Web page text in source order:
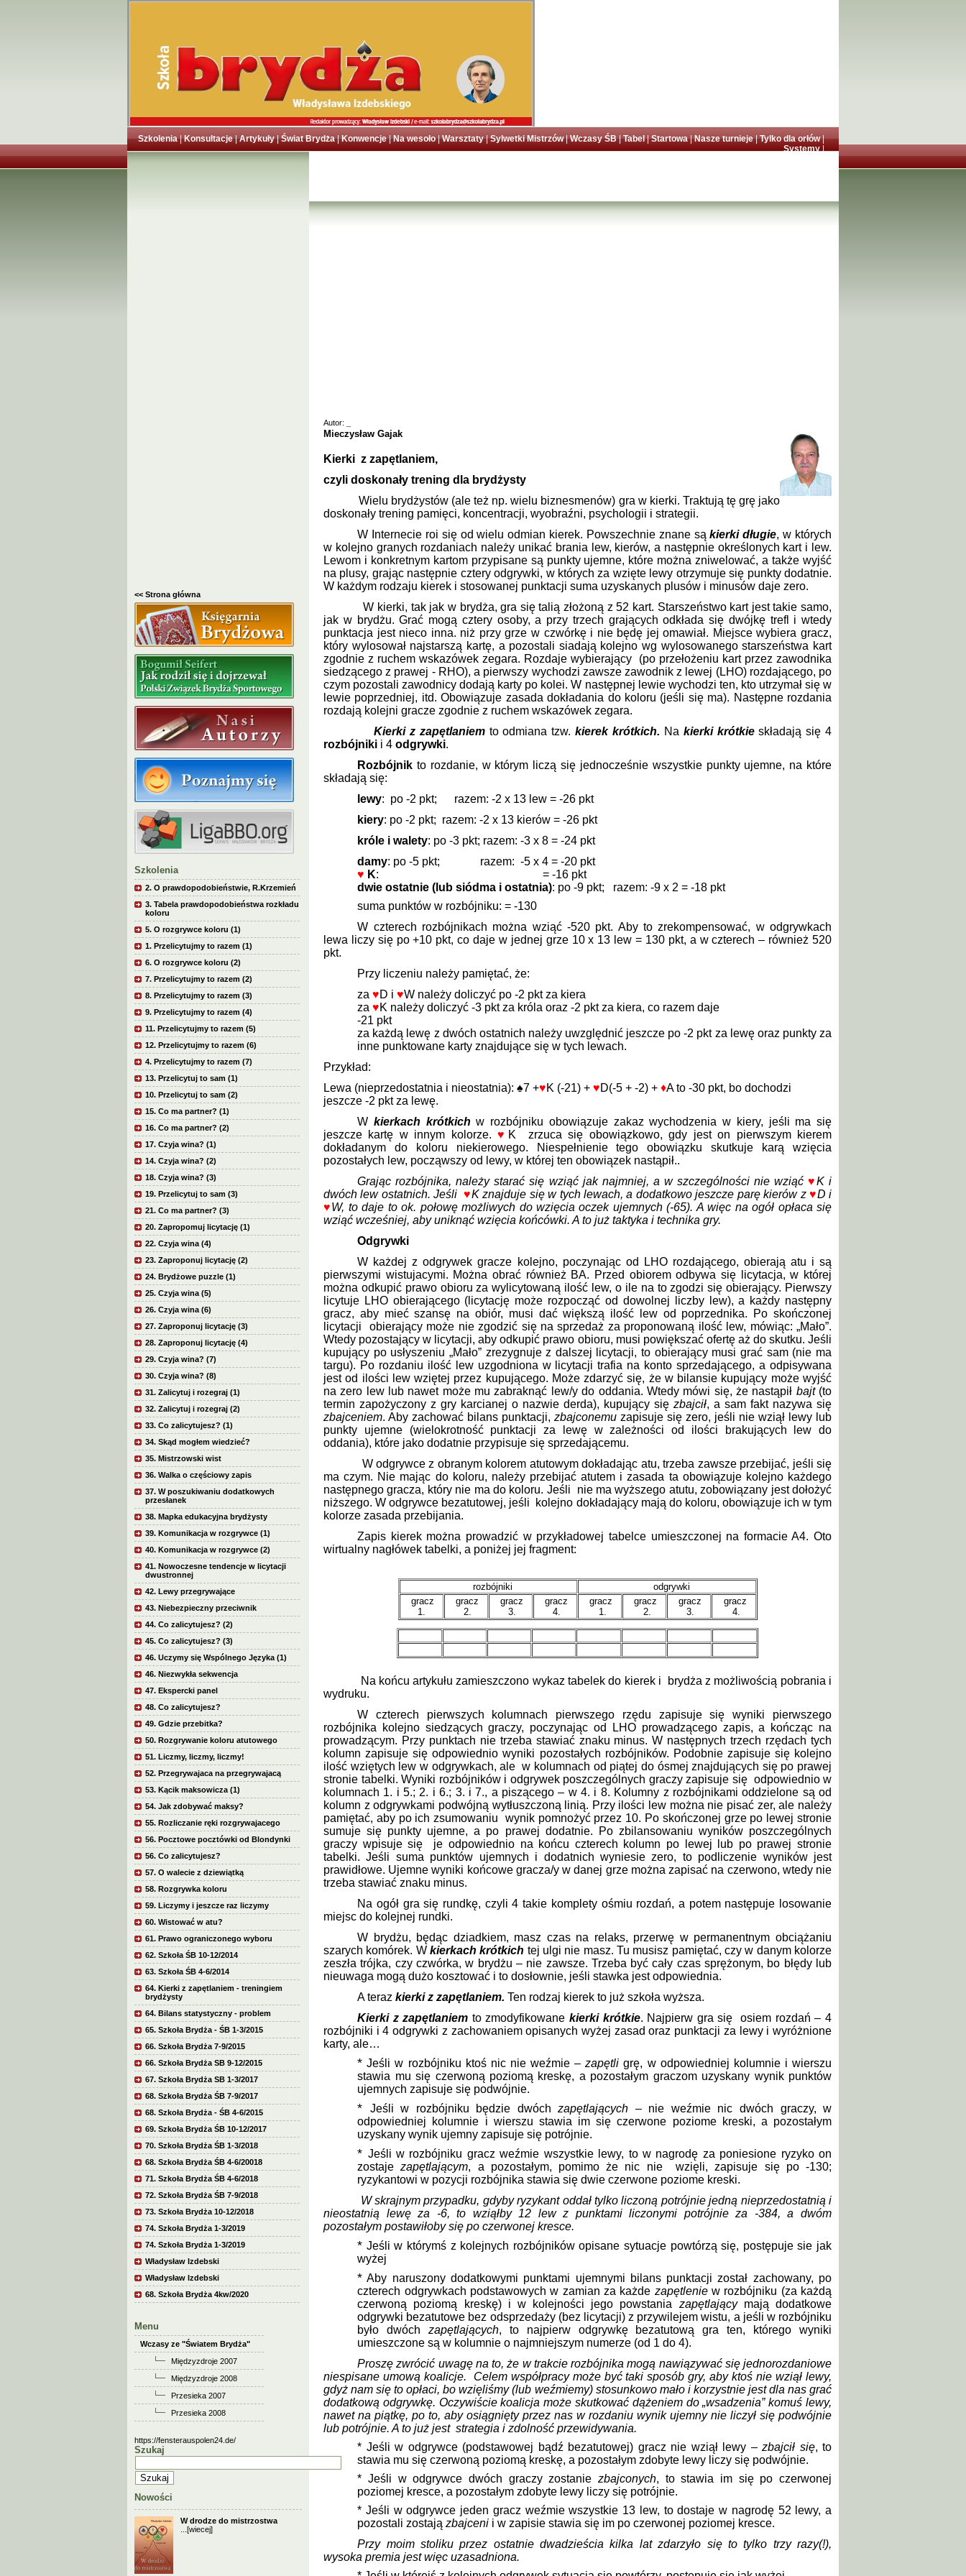
Szkolenia|Konsultacje|Artykuły|Świat Brydża|Konwencje|Na wesoło|Warsztaty|Sylwetki Mistrzów|Wczasy ŚB|Tabel|Startowa|Nasze turnieje|Tylko dla orłów|
Systemy|
<< Strona główna
Szkolenia
2. O prawdopodobieństwie, R.Krzemień
3. Tabela prawdopodobieństwa rozkładu
koloru
5. O rozgrywce koloru (1)
1. Przelicytujmy to razem (1)
6. O rozgrywce koloru (2)
7. Przelicytujmy to razem (2)
8. Przelicytujmy to razem (3)
9. Przelicytujmy to razem (4)
11. Przelicytujmy to razem (5)
12. Przelicytujmy to razem (6)
4. Przelicytujmy to razem (7)
13. Przelicytuj to sam (1)
10. Przelicytuj to sam (2)
15. Co ma partner? (1)
16. Co ma partner? (2)
17. Czyja wina? (1)
14. Czyja wina? (2)
18. Czyja wina? (3)
19. Przelicytuj to sam (3)
21. Co ma partner? (3)
20. Zapropomuj licytację (1)
22. Czyja wina (4)
23. Zaproponuj licytację (2)
24. Brydżowe puzzle (1)
25. Czyja wina (5)
26. Czyja wina (6)
27. Zaproponuj licytację (3)
28. Zaproponuj licytację (4)
29. Czyja wina? (7)
30. Czyja wina? (8)
31. Zalicytuj i rozegraj (1)
32. Zalicytuj i rozegraj (2)
33. Co zalicytujesz? (1)
34. Skąd mogłem wiedzieć?
35. Mistrzowski wist
36. Walka o częściowy zapis
37. W poszukiwaniu dodatkowych
przesłanek
38. Mapka edukacyjna brydżysty
39. Komunikacja w rozgrywce (1)
40. Komunikacja w rozgrywce (2)
41. Nowoczesne tendencje w licytacji
dwustronnej
42. Lewy przegrywające
43. Niebezpieczny przeciwnik
44. Co zalicytujesz? (2)
45. Co zalicytujesz? (3)
46. Uczymy się Wspólnego Języka (1)
46. Niezwykła sekwencja
47. Ekspercki panel
48. Co zalicytujesz?
49. Gdzie przebitka?
50. Rozgrywanie koloru atutowego
51. Liczmy, liczmy, liczmy!
52. Przegrywajaca na przegrywajacą
53. Kącik maksowicza (1)
54. Jak zdobywać maksy?
55. Rozliczanie ręki rozgrywajacego
56. Pocztowe pocztówki od Blondynki
56. Co zalicytujesz?
57. O walecie z dziewiątką
58. Rozgrywka koloru
59. Liczymy i jeszcze raz liczymy
60. Wistować w atu?
61. Prawo ograniczonego wyboru
62. Szkoła ŚB 10-12/2014
63. Szkoła ŚB 4-6/2014
64. Kierki z zapętlaniem - treningiem
brydżysty
64. Bilans statystyczny - problem
65. Szkoła Brydża - ŚB 1-3/2015
66. Szkoła Brydża 7-9/2015
66. Szkoła Brydża SB 9-12/2015
67. Szkoła Brydża SB 1-3/2017
68. Szkoła Brydża ŚB 7-9/2017
68. Szkoła Brydża - ŚB 4-6/2015
69. Szkoła Brydża ŚB 10-12/2017
70. Szkoła Brydża ŚB 1-3/2018
68. Szkoła Brydża ŚB 4-6/20018
71. Szkoła Brydża ŚB 4-6/2018
72. Szkoła Brydża ŚB 7-9/2018
73. Szkoła Brydża 10-12/2018
74. Szkoła Brydża 1-3/2019
74. Szkoła Brydża 1-3/2019
Władysław Izdebski
Władysław Izdebski
68. Szkoła Brydża 4kw/2020
Menu
Wczasy ze "Światem Brydża"
Międzyzdroje 2007
Międzyzdroje 2008
Przesieka 2007
Przesieka 2008
https://fensterauspolen24.de/
Szukaj
Nowości
W drodze do mistrzostwa
[wiecej]
Autor:
Mieczysław Gajak
Kierki z zapętlaniem,
czyli doskonały trening dla brydżysty
Wielu brydżystów (ale też np. wielu biznesmenów) gra w kierki. Traktują tę grę jako
doskonały trening pamięci, koncentracji, wyobraźni, psychologii i strategii.
W Internecie roi się od wielu odmian kierek. Powszechnie znane sąkierki długie, w których
w kolejno granych rozdaniach należy unikać brania lew, kierów, a następnie określonych kart i lew.
Lewom i konkretnym kartom przypisane są punkty ujemne, które można zniwelować, a także wyjść
na plusy, grając następnie cztery odgrywki, w których za wzięte lewy otrzymuje się punkty dodatnie.
W każdym rodzaju kierek i stosowanej punktacji suma uzyskanych plusów i minusów daje zero.
W kierki, tak jak w brydża, gra się talią złożoną z 52 kart. Starszeństwo kart jest takie samo,
jak w brydżu. Grać mogą cztery osoby, a przy trzech grających odkłada się dwójkę trefl i wtedy
punktacja jest nieco inna. niż przy grze w czwórkę i nie będę jej omawiał. Miejsce wybiera gracz,
który wylosował najstarszą kartę, a pozostali siadają kolejno wg wylosowanego starszeństwa kart
zgodnie z ruchem wskazówek zegara. Rozdaje wybierający
(po przełożeniu kart przez zawodnika
siedzącego z prawej - RHO), a pierwszy wychodzi zawsze zawodnik z lewej (LHO) rozdającego, po
czym pozostali zawodnicy dodają karty po kolei. W następnej lewie wychodzi ten, kto utrzymał się w
lewie poprzedniej, itd. Obowiązuje zasada dokładania do koloru (jeśli się ma). Następne rozdania
rozdają kolejni gracze zgodnie z ruchem wskazówek zegara.
Kierki z zapętlaniemto odmiana tzw.kierek krótkich. Na kierki krótkieskładają się 4
rozbójniki i 4 odgrywki.
Rozbójnik to rozdanie, w którym liczą się jednocześnie wszystkie punkty ujemne, na które
składają się:
lewy: po -2 pkt;
razem: -2 x 13 lew = -26 pkt
kiery: po -2 pkt; razem: -2 x 13 kierów = -26 pkt
króle i walety: po -3 pkt; razem: -3 x 8 = -24 pkt
damy: po -5 pkt; razem: -5 x 4 = -20 pkt
♥ K:
= -16 pkt
dwie ostatnie (lub siódma i ostatnia): po -9 pkt;
razem: -9 x 2 = -18 pkt
suma punktów w rozbójniku: = -130
W czterech rozbójnikach można wziąć -520 pkt. Aby to zrekompensować, w odgrywkach
lewa liczy się po +10 pkt, co daje w jednej grze 10 x 13 lew = 130 pkt, a w czterech – również 520
pkt.
Przy liczeniu należy pamiętać, że:
za♥D i♥W należy doliczyć po -2 pkt za kiera
za♥K należy doliczyć -3 pkt za króla oraz -2 pkt za kiera, co razem daje
-21 pkt
za każdą lewę z dwóch ostatnich należy uwzględnić jeszcze po -2 pkt za lewę oraz punkty za
inne punktowane karty znajdujące się w tych lewach.
Przykład:
Lewa (nieprzedostatnia i nieostatnia): ♠7 +♥K (-21) + ♥D(-5 + -2) + ♦A to -30 pkt, bo dochodzi
jeszcze -2 pkt za lewę.
W kierkach krótkich w rozbójniku obowiązuje zakaz wychodzenia w kiery, jeśli ma się
jeszcze kartę w innym kolorze.♥ K
zrzuca się obowiązkowo, gdy jest on pierwszym kierem
dokładanym do koloru niekierowego. Niespełnienie tego obowiązku skutkuje karą wzięcia
pozostałych lew, począwszy od lewy, w której ten obowiązek nastąpił..
Grając rozbójnika, należy starać się wziąć jak najmniej, a w szczególności nie wziąć ♥K i
dwóch lew ostatnich. Jeśli ♥K znajduje się w tych lewach, a dodatkowo jeszcze parę kierów z♥D i
♥W, to daje to ok. połowę możliwych do wzięcia oczek ujemnych (-65). A więc na ogół opłaca się
wziąć wcześniej, aby uniknąć wzięcia końcówki. A to już taktyka i technika gry.
Odgrywki
W każdej z odgrywek gracze kolejno, poczynając od LHO rozdającego, obierają atu i są
pierwszymi wistujacymi. Można obrać również BA. Przed obiorem odbywa się licytacja, w której
można odkupić prawo obioru za wylicytowaną ilość lew, o ile na to zgodzi się obierający. Pierwszy
licytuje LHO obierającego (licytację może rozpocząć od dowolnej liczby lew), a każdy następny
gracz, aby mieć szansę na obiór, musi dać większą ilość lew od poprzednika. Po skończonej
licytacji
obierający może nie zgodzić się na sprzedaż za proponowaną ilość lew, mówiąc: „Mało”.
Wtedy pozostający w licytacji, aby odkupić prawo obioru, musi powiększać ofertę aż do skutku. Jeśli
kupujący po usłyszeniu „Mało” zrezygnuje z dalszej licytacji, to obierający musi grać sam (nie ma
targu). Po rozdaniu ilość lew uzgodniona w licytacji trafia na konto sprzedającego, a odpisywana
jest od ilości lew wziętej przez kupującego. Może zdarzyć się, że w bilansie kupujący może wyjść
na zero lew lub nawet może mu zabraknąć lew/y do oddania. Wtedy mówi się, że nastąpił bajt(to
termin zapożyczony z gry karcianej o nazwie derda), kupujący się zbajcił, a sam fakt nazywa się
zbajceniem. Aby zachować bilans punktacji, zbajconemu zapisuje się zero, jeśli nie wziął lewy lub
punkty ujemne (wielokrotność punktacji za lewę w zależności od ilości brakujących lew do
oddania), które jako dodatnie przypisuje się sprzedającemu.
W odgrywce z obranym kolorem atutowym dokładając atu, trzeba zawsze przebijać, jeśli się
ma czym. Nie mając do koloru, należy przebijać atutem i zasada ta obowiązuje kolejno każdego
następnego gracza, który nie ma do koloru. Jeśli
nie ma wyższego atutu, zobowiązany jest dołożyć
niższego. W odgrywce bezatutowej, jeśli
kolejno dokładający mają do koloru, obowiązuje ich w tym
kolorze zasada przebijania.
Zapis kierek można prowadzić w przykładowej tabelce umieszczonej na formacie A4. Oto
wirtualny nagłówek tabelki, a poniżej jej fragment:
rozbójniki
odgrywki
gracz
1.
gracz
2.
gracz
3.
gracz
4.
gracz
1.
gracz
2.
gracz
3.
gracz
4.
Na końcu artykułu zamieszczono wykaz tabelek do kierek i
brydża z możliwością pobrania i
wydruku.
W czterech pierwszych kolumnach pierwszego rzędu zapisuje się wyniki pierwszego
rozbójnika kolejno siedzących graczy, poczynając od LHO prowadzącego zapis, a kończąc na
prowadzącym. Przy punktach nie trzeba stawiać znaku minus. W następnych trzech rzędach tych
kolumn zapisuje się odpowiednio wyniki pozostałych rozbójników. Podobnie zapisuje się kolejno
ilość wziętych lew w odgrywkach, ale w kolumnach od piątej do ósmej znajdujących się po prawej
stronie tabelki. Wyniki rozbójników i odgrywek poszczególnych graczy zapisuje się odpowiednio w
kolumnach 1. i 5.; 2. i 6.; 3. i 7., a piszącego – w 4. i 8. Kolumny z rozbójnikami oddzielone są od
kolumn z odgrywkami podwójną wytłuszczoną linią. Przy ilości lew można nie pisać zer, ale należy
pamiętać, aby po ich zsumowaniu
wynik pomnożyć przez 10. Po skończonej grze po lewej stronie
sumuje się punkty ujemne, a po prawej dodatnie. Po zbilansowaniu wyników poszczególnych
graczy wpisuje się
je odpowiednio na końcu czterech kolumn po lewej lub po prawej stronie
tabelki. Jeśli suma punktów ujemnych i dodatnich wyniesie zero, to podliczenie wyników jest
prawidłowe. Ujemne wyniki końcowe gracza/y w danej grze można zapisać na czerwono, wtedy nie
trzeba stawiać znaku minus.
Na ogół gra się rundkę, czyli 4 takie komplety ośmiu rozdań, a potem następuje losowanie
miejsc do kolejnej rundki.
W brydżu, będąc dziadkiem, masz czas na relaks, przerwę w permanentnym obciążaniu
szarych komórek. W kierkach krótkich tej ulgi nie masz. Tu musisz pamiętać, czy w danym kolorze
zeszła trójka, czy czwórka, w brydżu – nie zawsze. Trzeba być cały czas sprężonym, bo błędy lub
nieuwaga mogą dużo kosztować i to dosłownie, jeśli stawka jest odpowiednia.
A terazkierki z zapętlaniem. Ten rodzaj kierek to już szkoła wyższa.
Kierki z zapętlaniem to zmodyfikowanekierki krótkie. Najpierw gra się
osiem rozdań – 4
rozbójniki i 4 odgrywki z zachowaniem opisanych wyżej zasad oraz punktacji za lewy i wyróżnione
karty, ale…
* Jeśli w rozbójniku ktoś nic nie weźmie –zapętli grę, w odpowiedniej kolumnie i wierszu
stawia mu się czerwoną poziomą kreskę, a pozostałym graczom uzyskany wynik punktów
ujemnych zapisuje się podwójnie.
* Jeśli w rozbójniku będzie dwóchzapętlających – nie weźmie nic dwóch graczy, w
odpowiedniej kolumnie i wierszu stawia im się czerwone poziome kreski, a pozostałym
uzyskany wynik ujemny zapisuje się potrójnie.
* Jeśli w rozbójniku gracz weźmie wszystkie lewy, to w nagrodę za poniesione ryzyko on
zostajezapętlającym, a pozostałym, pomimo że nic nie
wzięli, zapisuje się po -130;
ryzykantowi w pozycji rozbójnika stawia się dwie czerwone poziome kreski.
W skrajnym przypadku, gdyby ryzykant oddał tylko liczoną potrójnie jedną nieprzedostatnią i
nieostatnią lewę za -6, to wziąłby 12 lew z punktami liczonymi potrójnie za -384, a dwóm
pozostałym postawiłoby się po czerwonej kresce.
* Jeśli w którymś z kolejnych rozbójników opisane sytuacje powtórzą się, postępuje sie jak
wyżej
* Aby naruszony dodatkowymi punktami ujemnymi bilans punktacji został zachowany, po
czterech odgrywkach podstawowych w zamian za każde zapętleniew rozbójniku (za każdą
czerwoną poziomą kreskę) i w kolejności jego powstania zapętlającymają dodatkowe
odgrywki bezatutowe bez odsprzedaży (bez licytacji) z przywilejem wistu, a jeśli w rozbójniku
było dwóch zapętlających, to najpierw odgrywkę bezatutową gra ten, którego wyniki
umieszczone są w kolumnie o najmniejszym numerze (od 1 do 4).
Proszę zwrócić uwagę na to, że w trakcie rozbójnika mogą nawiązywać się jednorozdaniowe
niespisane umową koalicje.
Celem współpracy może być taki sposób gry, aby ktoś nie wziął lewy,
gdyż nam się to opłaci, bo wzięliśmy (lub weźmiemy) stosunkowo mało i korzystnie jest dla nas grać
dodatkową odgrywkę. Oczywiście koalicja może skutkować dążeniem do „wsadzenia” komuś lewy,
nawet na piątkę, po to, aby osiągnięty przez nas w rozdaniu wynik ujemny nie liczył się podwójnie
lub potrójnie. A to już jest strategia i zdolność przewidywania.
* Jeśli w odgrywce (podstawowej bądź bezatutowej) gracz nie wziął lewy –zbajcił się, to
stawia mu się czerwoną poziomą kreskę, a pozostałym zdobyte lewy liczy się podwójnie.
* Jeśli w odgrywce dwóch graczy zostanie zbajconych, to stawia im się po czerwonej
poziomej kresce, a pozostałym zdobyte lewy liczy się potrójnie.
* Jeśli w odgrywce jeden gracz weźmie wszystkie 13 lew, to dostaje w nagrodę 52 lewy, a
pozostali zostajązbajceni i w zapisie stawia się im po czerwonej poziomej kresce.
Przy moim stoliku przez ostatnie dwadzieścia kilka lat zdarzyło się to tylko trzy razy(!),
wysoka premia jest więc uzasadniona.